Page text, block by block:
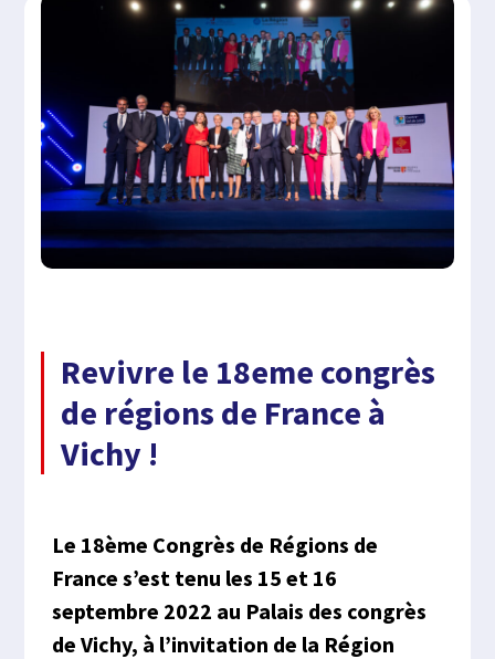
Revivre le 18eme congrès
de régions de France à
Vichy !
Le 18ème Congrès de Régions de
France s’est tenu les 15 et 16
septembre 2022 au Palais des congrès
de Vichy, à l’invitation de la Région